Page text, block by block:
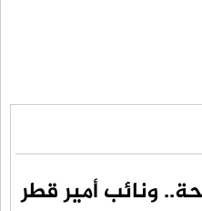
ونائب أمير قطر